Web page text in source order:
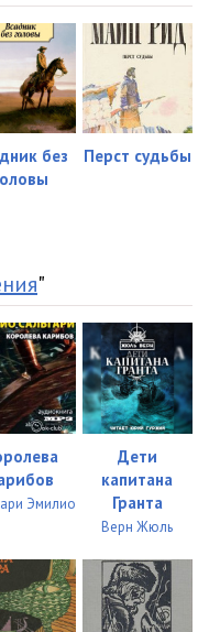
11:08
12:03
12:12
08:44
14:56
12:52
12:55
09:32
12:13
без
Перст судьбы
"
Эмилио
Дети
капитана
Гранта
Верн Жюль